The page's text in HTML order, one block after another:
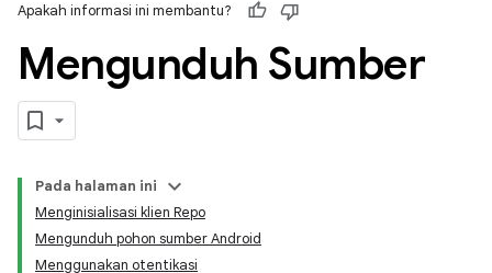
Apakah informasi ini membantu?
Mengunduh Sumber
Pada halaman ini
Menginisialisasi klien Repo
Mengunduh pohon sumber Android
Menggunakan otentikasi